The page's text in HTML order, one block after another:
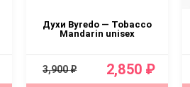
Духи Byredo — Tobacco
Mandarin unisex
3,900 ₽ 2,850 ₽